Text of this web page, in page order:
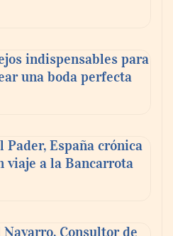
Grupo Modelo
7 de cada 10 la
solar del 12 de
indispensables para
una boda perfecta
Pader, España crónica
viaje a la Bancarrota
Navarro, Consultor de